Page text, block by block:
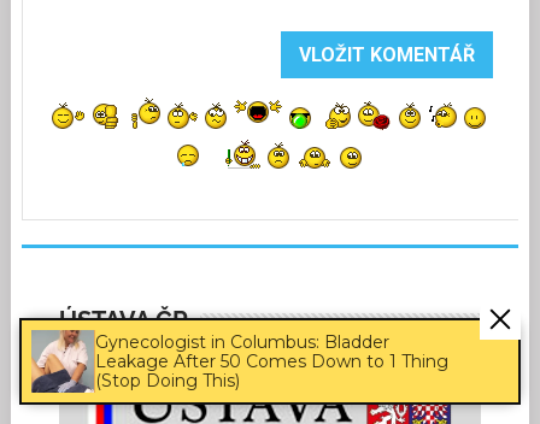
Gynecologist in Columbus: Bladder
Leakage After 50 Comes Down to 1 Thing
(Stop Doing This)
ÚSTAVA ČR